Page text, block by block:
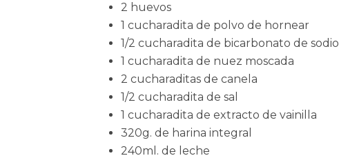
2 huevos
1 cucharadita de polvo de hornear
1/2 cucharadita de bicarbonato de sodio
1 cucharadita de nuez moscada
2 cucharaditas de canela
1/2 cucharadita de sal
1 cucharadita de extracto de vainilla
320g. de harina integral
240ml. de leche